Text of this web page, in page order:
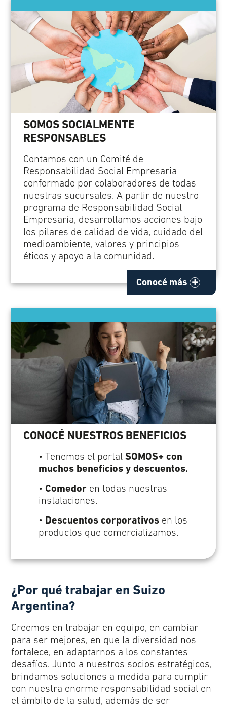
SOMOS SOCIALMENTE
RESPONSABLES
Contamos con un Comité de
Responsabilidad Social Empresaria
conformado por colaboradores de todas
nuestras sucursales. A partir de nuestro
programa de Responsabilidad Social
Empresaria, desarrollamos acciones bajo
los pilares de calidad de vida, cuidado del
medioambiente, valores y principios
éticos y apoyo a la comunidad.
Conocé más
CONOCÉ NUESTROS BENEFICIOS
• Tenemos el portalSOMOS+ con
muchos beneficios y descuentos.
• Comedor en todas nuestras
instalaciones.
• Descuentos corporativos en los
productos que comercializamos.
¿Por qué trabajar en Suizo
Argentina?
Creemos en trabajar en equipo, en cambiar
para ser mejores, en que la diversidad nos
fortalece, en adaptarnos a los constantes
desafíos. Junto a nuestros socios estratégicos,
brindamos soluciones a medida para cumplir
con nuestra enorme responsabilidad social en
el ámbito de la salud, además de ser